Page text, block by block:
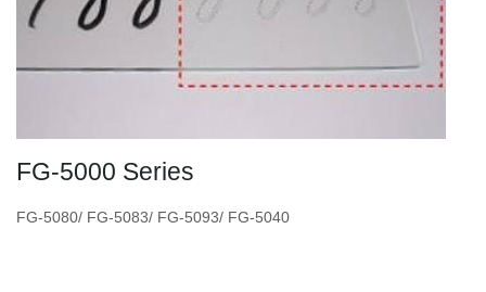
FG-5000 Series
FG-5080/ FG-5083/ FG-5093/ FG-5040